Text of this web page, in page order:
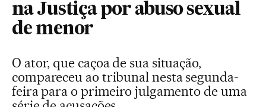
na Justiça por abuso sexual
de menor
O ator, que caçoa de sua situação,
compareceu ao tribunal nesta segunda-
feira para o primeiro julgamento de uma